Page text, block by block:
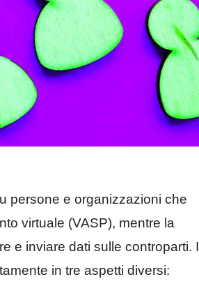
persone e organizzazioni che
virtuale (VASP), mentre la
e inviare dati sulle controparti. I
in tre aspetti diversi: